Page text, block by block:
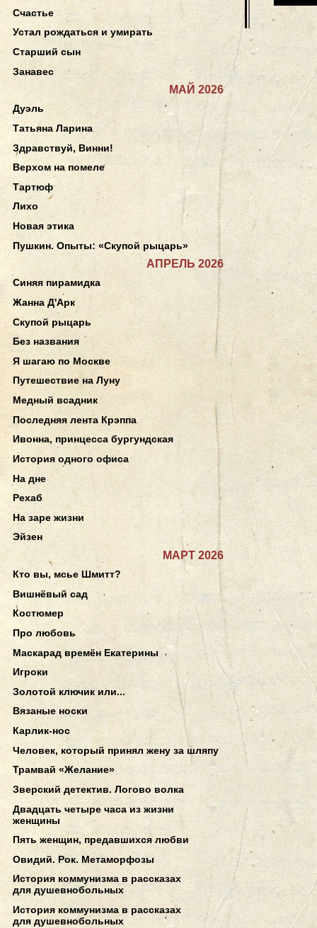
Счастье
Устал рождаться и умирать
Старший сын
Занавес
МАЙ 2026
Дуэль
Татьяна Ларина
Здравствуй, Винни!
Верхом на помеле
Тартюф
Лихо
Новая этика
Пушкин. Опыты: «Скупой рыцарь»
АПРЕЛЬ 2026
Синяя пирамидка
Жанна Д'Арк
Скупой рыцарь
Без названия
Я шагаю по Москве
Путешествие на Луну
Медный всадник
Последняя лента Крэппа
Ивонна, принцесса бургундская
История одного офиса
На дне
Рехаб
На заре жизни
Эйзен
МАРТ 2026
Кто вы, мсье Шмитт?
Вишнёвый сад
Костюмер
Про любовь
Маскарад времён Екатерины
Игроки
Золотой ключик или...
Вязаные носки
Карлик-нос
Человек, который принял жену за шляпу
Трамвай «Желание»
Зверский детектив. Логово волка
Двадцать четыре часа из жизни
женщины
Пять женщин, предавшихся любви
Овидий. Рок. Метаморфозы
История коммунизма в рассказах
для душевнобольных
История коммунизма в рассказах
для душевнобольных